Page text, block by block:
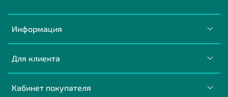
Информация
Для клиента
Кабинет покупателя